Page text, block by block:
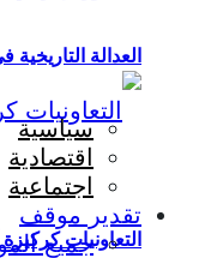
التعاونيات
العدالة
سياسية
اقتصادية
اجتماعية
تقدير موقف
جميع